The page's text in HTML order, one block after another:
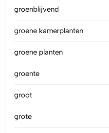
groenblijvend
groene kamerplanten
groene planten
groente
groot
grote